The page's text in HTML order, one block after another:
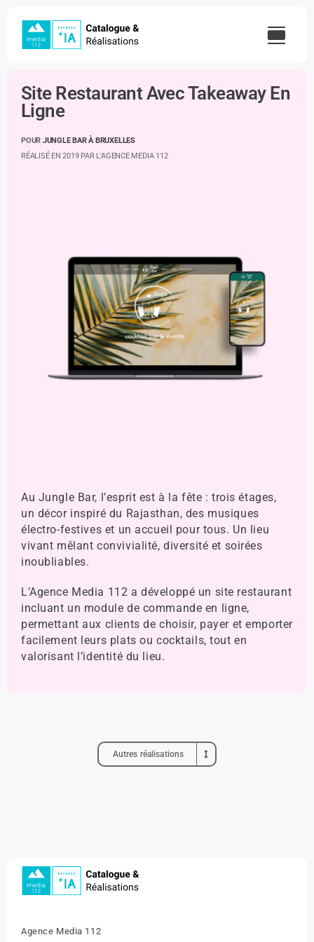
content
Site Restaurant Avec Takeaway En
Ligne
POUR JUNGLE BAR À BRUXELLES
RÉALISÉ EN 2019 PAR L'AGENCE MEDIA 112
Au Jungle Bar, l’esprit est à la fête : trois étages,
un décor inspiré du Rajasthan, des musiques
électro-festives et un accueil pour tous. Un lieu
vivant mêlant convivialité, diversité et soirées
inoubliables.
L’Agence Media 112 a développé un site restaurant
incluant un module de commande en ligne,
permettant aux clients de choisir, payer et emporter
facilement leurs plats ou cocktails, tout en
valorisant l’identité du lieu.
Autres réalisations
Agence Media 112